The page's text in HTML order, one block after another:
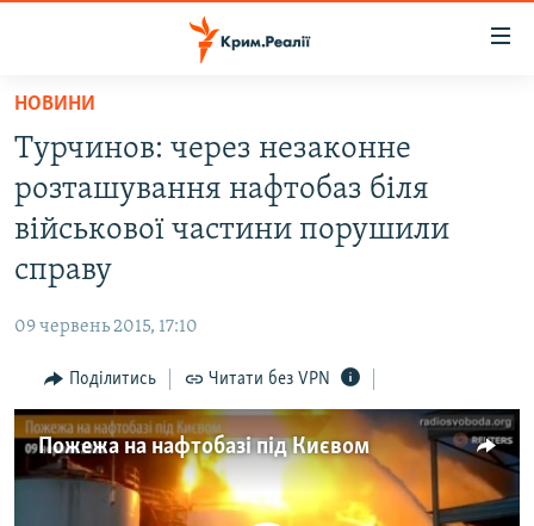
Перейти
основного
матеріалу
Перейти
до
основної
Перейти
пошуку
ВОДА.КРИМ
ВІДЕО ТА ФОТО
ПОГЛЯД
ІНТЕРВ'Ю
ВСЕ ЗА ДЕНЬ
СПЕЦПРОЕКТИ
ЯК ОБІЙТИ БЛОКУВАННЯ
НОВИНИ
Турчинов: через незаконне
розташування нафтобаз біля
військової частини порушили
справу
09 червень 2015, 17:10
Поділитись Читати без VPN
Пожежа на нафтобазі під Києвом